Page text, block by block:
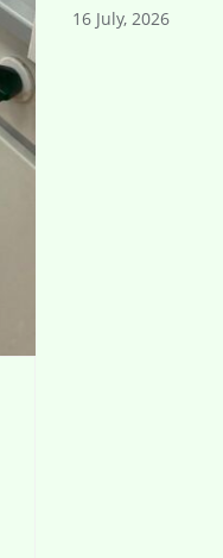
16 July, 2026